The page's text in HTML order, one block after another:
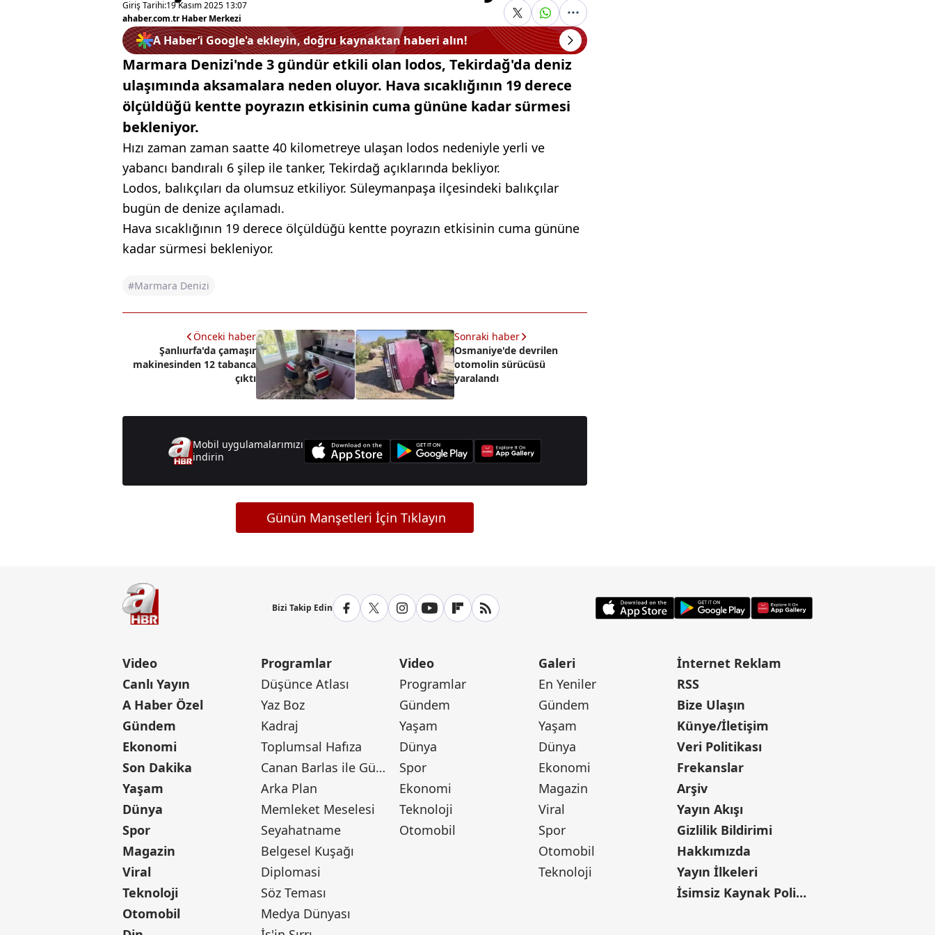
Giriş Tarihi:19 Kasım 2025 13:07
ahaber.com.tr Haber Merkezi
A Haber’i Google'a ekleyin, doğru kaynaktan haberi alın!
Marmara Denizi'nde 3 gündür etkili olan lodos, Tekirdağ'da deniz
ulaşımında aksamalara neden oluyor. Hava sıcaklığının 19 derece
ölçüldüğü kentte poyrazın etkisinin cuma gününe kadar sürmesi
bekleniyor.
Hızı zaman zaman saatte 40 kilometreye ulaşan lodos nedeniyle yerli ve
yabancı bandıralı 6 şilep ile tanker, Tekirdağ açıklarında bekliyor.
Lodos, balıkçıları da olumsuz etkiliyor. Süleymanpaşa ilçesindeki balıkçılar
bugün de denize açılamadı.
Hava sıcaklığının 19 derece ölçüldüğü kentte poyrazın etkisinin cuma gününe
kadar sürmesi bekleniyor.
#Marmara Denizi
Önceki haber
Şanlıurfa'da çamaşır
makinesinden 12 tabanca
çıktı
Sonraki haber
Osmaniye'de devrilen
otomolin sürücüsü
yaralandı
Mobil uygulamalarımızı
indirin
Günün Manşetleri İçin Tıklayın
Bizi Takip Edin
Video
Canlı Yayın
A Haber Özel
Gündem
Ekonomi
Son Dakika
Yaşam
Dünya
Spor
Magazin
Viral
Teknoloji
Otomobil
Programlar
Düşünce Atlası
Yaz Boz
Kadraj
Toplumsal Hafıza
Canan Barlas ile Gündem
Arka Plan
Memleket Meselesi
Seyahatname
Belgesel Kuşağı
Diplomasi
Söz Teması
Medya Dünyası
Video
Programlar
Gündem
Yaşam
Dünya
Spor
Ekonomi
Teknoloji
Otomobil
Galeri
En Yeniler
Gündem
Yaşam
Dünya
Ekonomi
Magazin
Viral
Spor
Otomobil
Teknoloji
İnternet Reklam
RSS
Bize Ulaşın
Künye/İletişim
Veri Politikası
Frekanslar
Arşiv
Yayın Akışı
Gizlilik Bildirimi
Hakkımızda
Yayın İlkeleri
İsimsiz Kaynak Politikası